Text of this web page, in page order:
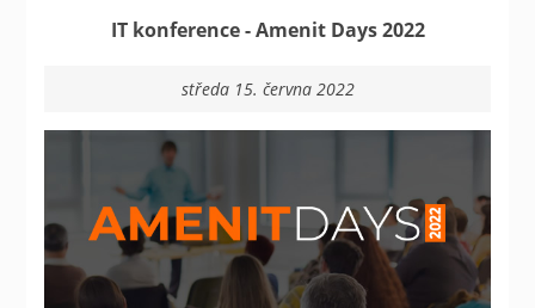
IT konference - Amenit Days 2022
středa 15. června 2022